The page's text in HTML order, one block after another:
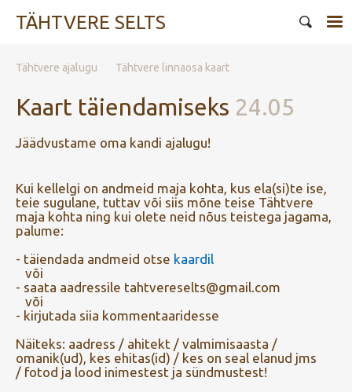
TÄHTVERE SELTS
Tähtvere ajalugu Tähtvere linnaosa kaart
Kaart täiendamiseks 24.05
Jäädvustame oma kandi ajalugu!
Kui kellelgi on andmeid maja kohta, kus ela(si)te ise,
teie sugulane, tuttav või siis mõne teise Tähtvere
maja kohta ning kui olete neid nõus teistega jagama,
palume:
- täiendada andmeid otse kaardil
või
- saata aadressile tahtvereselts@gmail.com
või
- kirjutada siia kommentaaridesse
Näiteks: aadress / ahitekt / valmimisaasta /
omanik(ud), kes ehitas(id) / kes on seal elanud jms
/ fotod ja lood inimestest ja sündmustest!